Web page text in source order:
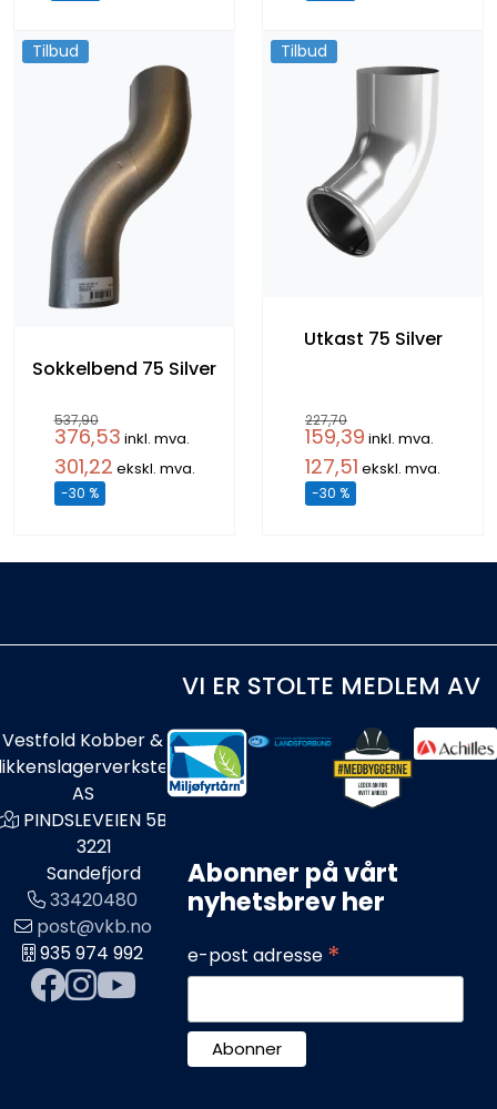
Tilbud
Sokkelbend 75 Silver
537,90
376,53 inkl. mva.
301,22 ekskl. mva.
-30 %
Tilbud
Utkast 75 Silver
227,70
159,39 inkl. mva.
127,51 ekskl. mva.
-30 %
VI ER STOLTE MEDLEM AV
Vestfold Kobber &
AS
PINDSLEVEIEN 5B
3221
Sandefjord
33420480
post@vkb.no
935 974 992
Abonner på vårt
nyhetsbrev her
e-post adresse *